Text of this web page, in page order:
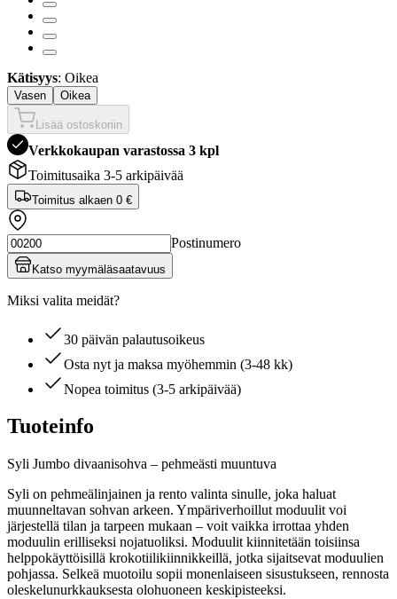
Kätisyys: Oikea
Vasen Oikea
Lisää ostoskoriin
Verkkokaupan varastossa 3 kpl
Toimitusaika 3-5 arkipäivää
Toimitus alkaen 0 €
Postinumero
Katso myymäläsaatavuus
Miksi valita meidät?
30 päivän palautusoikeus
Osta nyt ja maksa myöhemmin (3-48 kk)
Nopea toimitus (3-5 arkipäivää)
Tuoteinfo
Syli Jumbo divaanisohva – pehmeästi muuntuva
Syli on pehmeälinjainen ja rento valinta sinulle, joka haluat
muunneltavan sohvan arkeen. Ympäriverhoillut moduulit voi
järjestellä tilan ja tarpeen mukaan – voit vaikka irrottaa yhden
moduulin erilliseksi nojatuoliksi. Moduulit kiinnitetään toisiinsa
helppokäyttöisillä krokotiilikiinnikkeillä, jotka sijaitsevat moduulien
pohjassa. Selkeä muotoilu sopii monenlaiseen sisustukseen, rennosta
oleskelunurkkauksesta olohuoneen keskipisteeksi.